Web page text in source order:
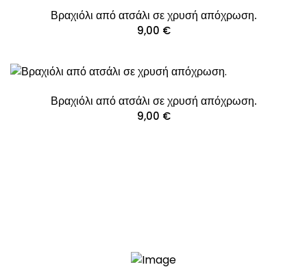
Βραχιόλι από ατσάλι σε χρυσή απόχρωση.
9,00 €
Βραχιόλι από ατσάλι σε χρυσή απόχρωση.
9,00 €